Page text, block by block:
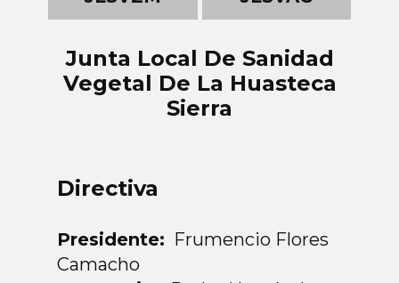
Junta Local De Sanidad
Vegetal De La Huasteca
Sierra
Directiva
Presidente: Frumencio Flores
Camacho